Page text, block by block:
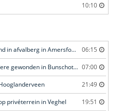
10:10
Vlammen slaan hoog op bij brand in afvalberg in Amersfoort 06:15
Frontale botsing leidt tot meerdere gewonden in Bunschoten-Spakenburg 07:00
21:49
privéterrein in Veghel 19:51